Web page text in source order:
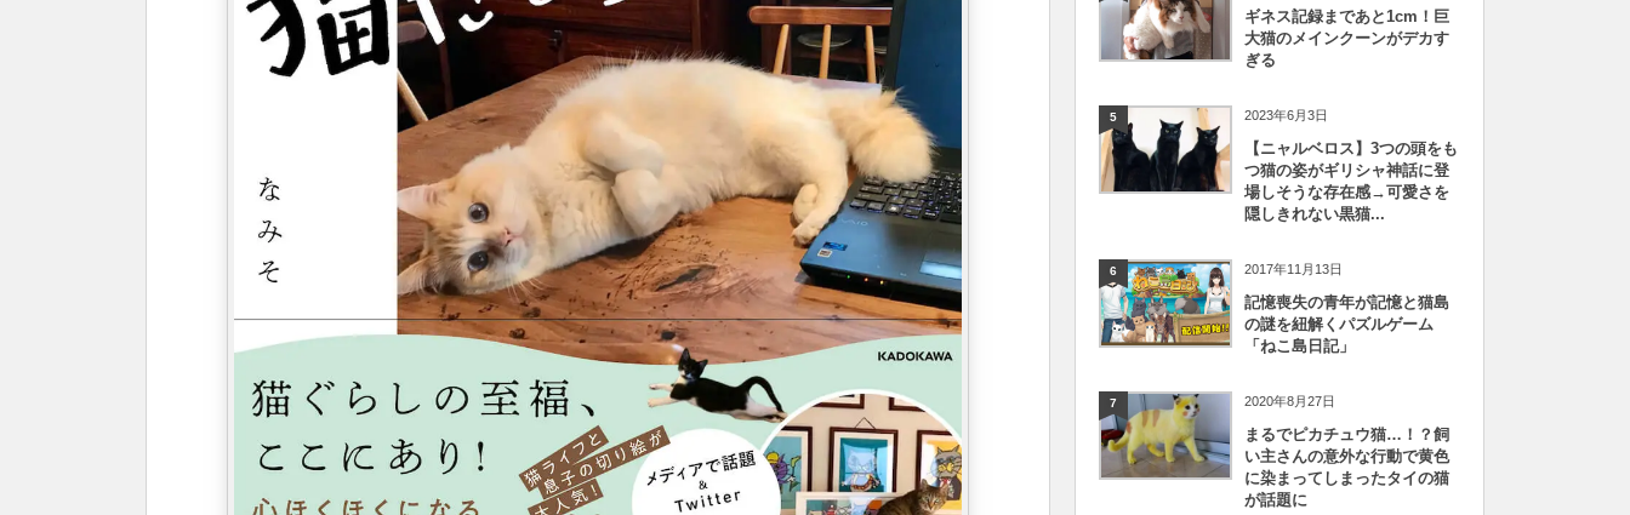
ギネス記録まであと1cm！巨
大猫のメインクーンがデカす
ぎる
5 2023年6月3日
【ニャルベロス】3つの頭をも
つ猫の姿がギリシャ神話に登
場しそうな存在感→可愛さを
隠しきれない黒猫...
6 2017年11月13日
記憶喪失の青年が記憶と猫島
の謎を紐解くパズルゲーム
「ねこ島日記」
7 2020年8月27日
まるでピカチュウ猫…！？飼
い主さんの意外な行動で黄色
に染まってしまったタイの猫
が話題に